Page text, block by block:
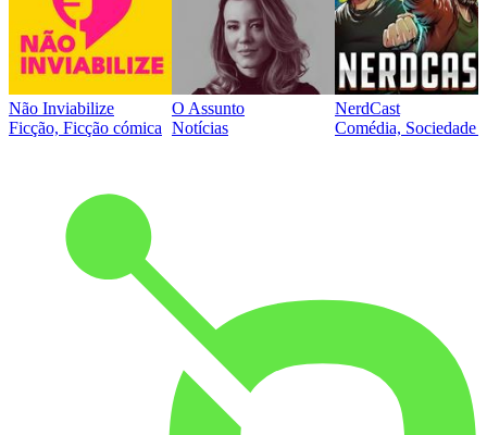
Não Inviabilize
Ficção, Ficção cómica
O Assunto
Notícias
NerdCast
Comédia, Sociedade